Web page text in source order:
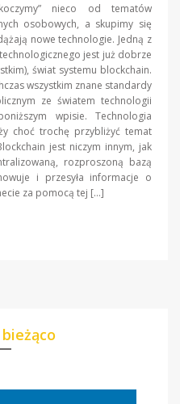
nieco od tematów
osobowych, a skupimy się
nowe technologie. Jedną z
jest już dobrze
świat systemu blockchain.
wszystkim znane standardy
ze światem technologii
wpisie. Technologia
choć trochę przybliżyć temat
jest niczym innym, jak
rozproszoną bazą
i przesyła informacje o
za pomocą tej […]